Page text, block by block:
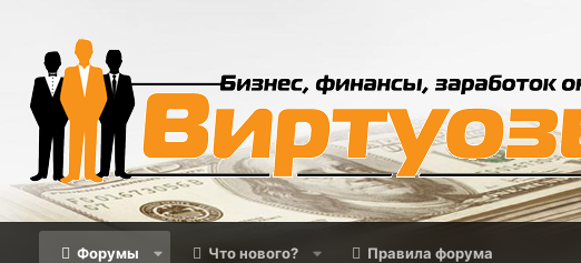
Форумы Что нового? Правила форума